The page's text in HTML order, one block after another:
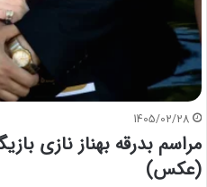
1405/02/28
مراسم بدرقه بهناز نازی
(عکس)